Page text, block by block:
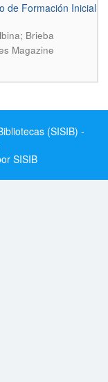
de Formación Inicial
Brieba
Magazine
(SISIB) -
SISIB